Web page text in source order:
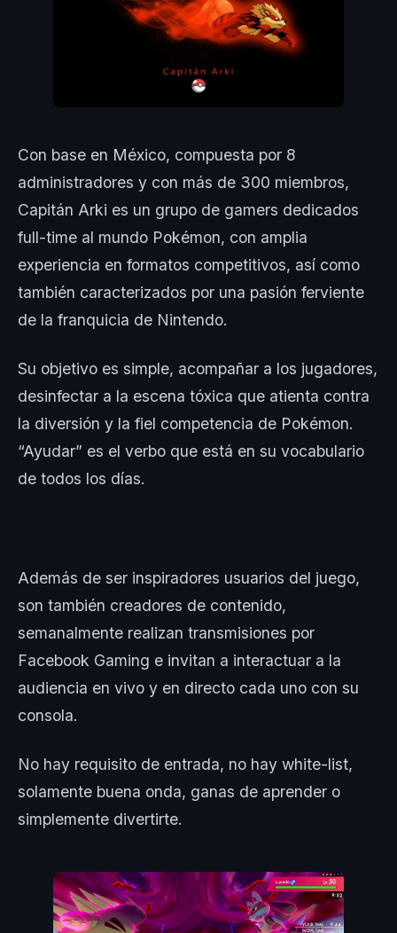
Con base en México, compuesta por 8
administradores y con más de 300 miembros,
Capitán Arki es un grupo de gamers dedicados
full-time al mundo Pokémon, con amplia
experiencia en formatos competitivos, así como
también caracterizados por una pasión ferviente
de la franquicia de Nintendo.
Su objetivo es simple, acompañar a los jugadores,
desinfectar a la escena tóxica que atienta contra
la diversión y la fiel competencia de Pokémon.
“Ayudar” es el verbo que está en su vocabulario
de todos los días.
Además de ser inspiradores usuarios del juego,
son también creadores de contenido,
semanalmente realizan transmisiones por
Facebook Gaming e invitan a interactuar a la
audiencia en vivo y en directo cada uno con su
consola.
No hay requisito de entrada, no hay white-list,
solamente buena onda, ganas de aprender o
simplemente divertirte.